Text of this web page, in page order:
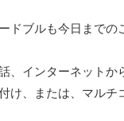
ドブルも今日まで
、インターネットか
け、または、マルチ